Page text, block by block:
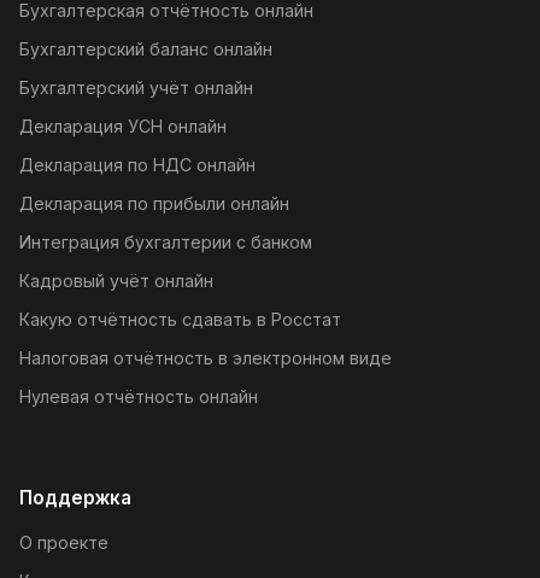
Бухгалтерская отчётность онлайн
Бухгалтерский баланс онлайн
Бухгалтерский учёт онлайн
Декларация УСН онлайн
Декларация по НДС онлайн
Декларация по прибыли онлайн
Интеграция бухгалтерии с банком
Кадровый учёт онлайн
Какую отчётность сдавать в Росстат
Налоговая отчётность в электронном виде
Нулевая отчётность онлайн
Поддержка
О проекте